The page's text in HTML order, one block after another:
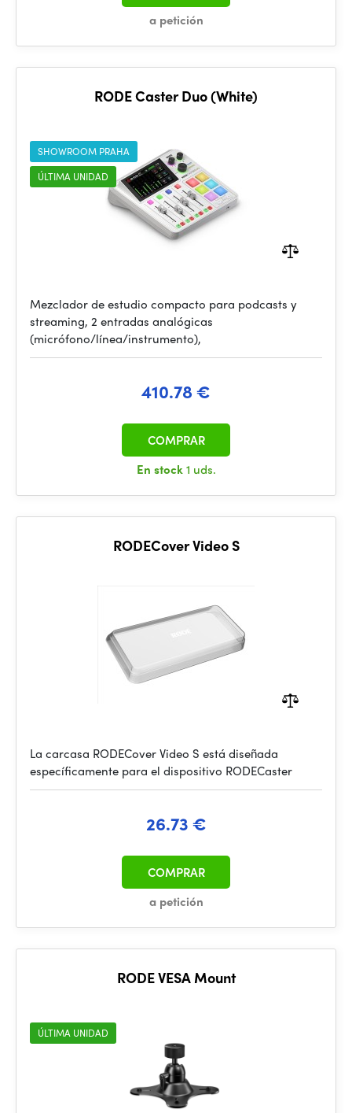
a petición
RODE Caster Duo (White)
SHOWROOM PRAHA
ÚLTIMA UNIDAD
Mezclador de estudio compacto para podcasts y
streaming, 2 entradas analógicas
(micrófono/línea/instrumento),
410.78 €
En stock1 uds.
COMPRAR
RODECover Video S
La carcasa RODECover Video S está diseñada
específicamente para el dispositivo RODECaster
26.73 €
a petición
COMPRAR
RODE VESA Mount
ÚLTIMA UNIDAD